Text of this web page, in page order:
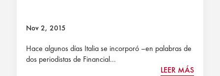
Nov 2, 2015
Hace algunos días Italia se incorporó –en palabras de
dos periodistas de Financial...
LEER MÁS